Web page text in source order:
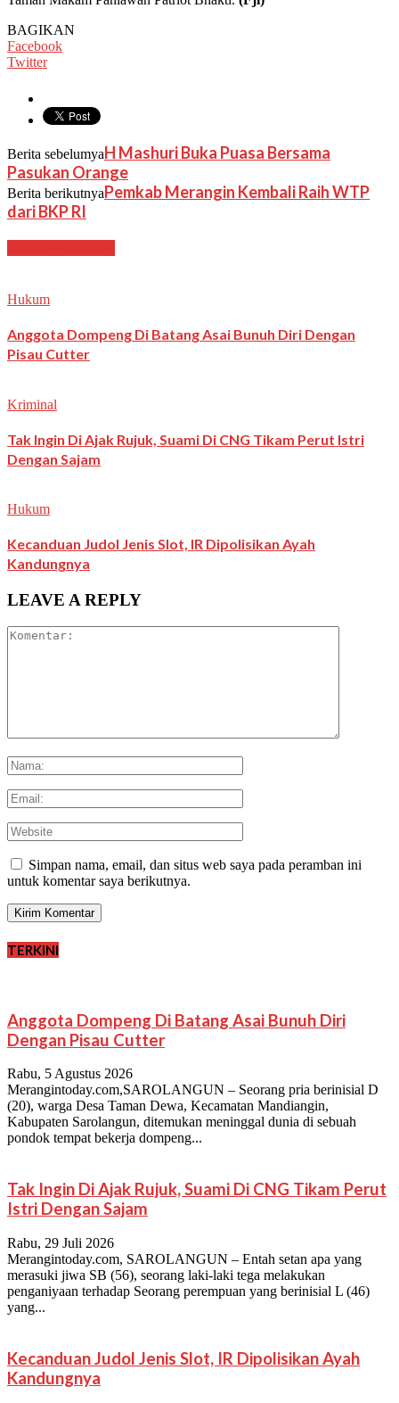
BAGIKAN
Facebook
Twitter
Berita sebelumyaH Mashuri Buka Puasa Bersama
Pasukan Orange
Berita berikutnyaPemkab Merangin Kembali Raih WTP
dari BKP RI
Hukum
Anggota Dompeng Di Batang Asai Bunuh Diri Dengan
Pisau Cutter
Kriminal
Tak Ingin Di Ajak Rujuk, Suami Di CNG Tikam Perut Istri
Dengan Sajam
Hukum
Kecanduan Judol Jenis Slot, IR Dipolisikan Ayah
Kandungnya
LEAVE A REPLY
Simpan nama, email, dan situs web saya pada peramban ini
untuk komentar saya berikutnya.
TERKINI
Anggota Dompeng Di Batang Asai Bunuh Diri
Dengan Pisau Cutter
Rabu, 5 Agustus 2026
Merangintoday.com,SAROLANGUN – Seorang pria berinisial D
(20), warga Desa Taman Dewa, Kecamatan Mandiangin,
Kabupaten Sarolangun, ditemukan meninggal dunia di sebuah
pondok tempat bekerja dompeng...
Tak Ingin Di Ajak Rujuk, Suami Di CNG Tikam Perut
Istri Dengan Sajam
Rabu, 29 Juli 2026
Merangintoday.com, SAROLANGUN – Entah setan apa yang
merasuki jiwa SB (56), seorang laki-laki tega melakukan
penganiyaan terhadap Seorang perempuan yang berinisial L (46)
yang...
Kecanduan Judol Jenis Slot, IR Dipolisikan Ayah
Kandungnya